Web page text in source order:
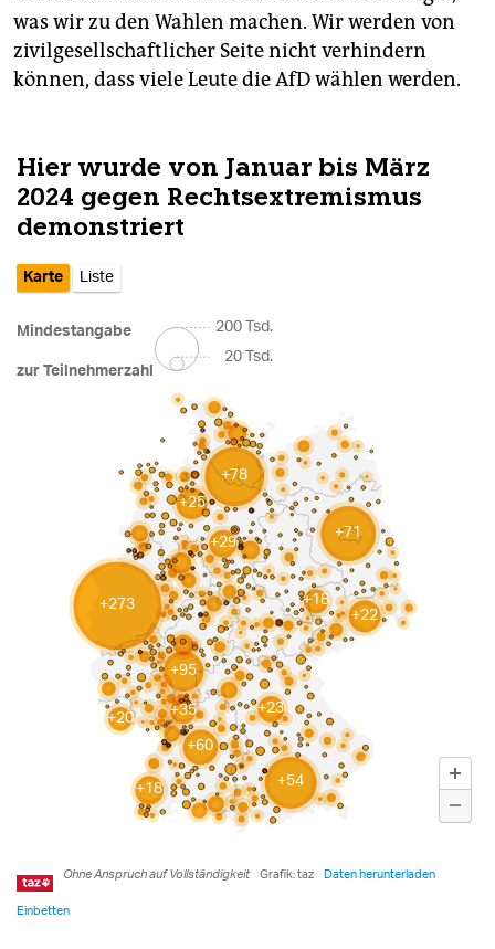
was wir zu den Wahlen machen. Wir werden von
zivilgesellschaftlicher Seite nicht verhindern
können, dass viele Leute die AfD wählen werden.